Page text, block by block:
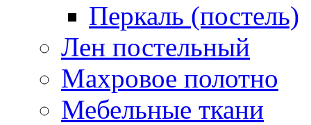
Перкаль (постель)
Лен постельный
Махровое полотно
Мебельные ткани